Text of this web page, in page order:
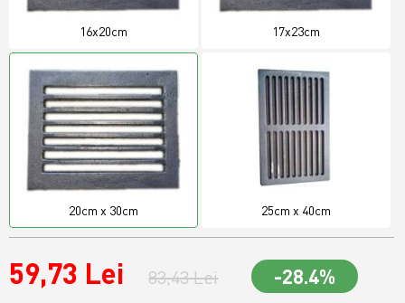
16x20cm 17x23cm
20cm x 30cm 25cm x 40cm
59,73 Lei 83,43 Lei -28.4%